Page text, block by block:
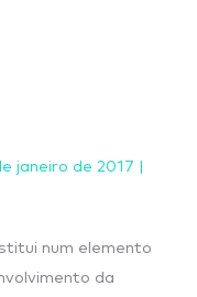
janeiro de 2017 |
num elemento
da